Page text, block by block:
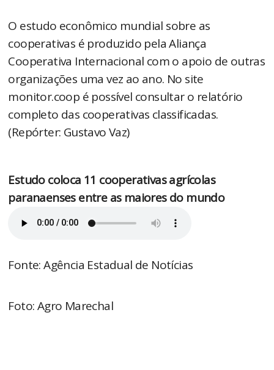
O estudo econômico mundial sobre as
cooperativas é produzido pela Aliança
Cooperativa Internacional com o apoio de outras
organizações uma vez ao ano. No site
monitor.coop é possível consultar o relatório
completo das cooperativas classificadas.
(Repórter: Gustavo Vaz)
Estudo coloca 11 cooperativas agrícolas
paranaenses entre as maiores do mundo
Fonte: Agência Estadual de Notícias
Foto: Agro Marechal